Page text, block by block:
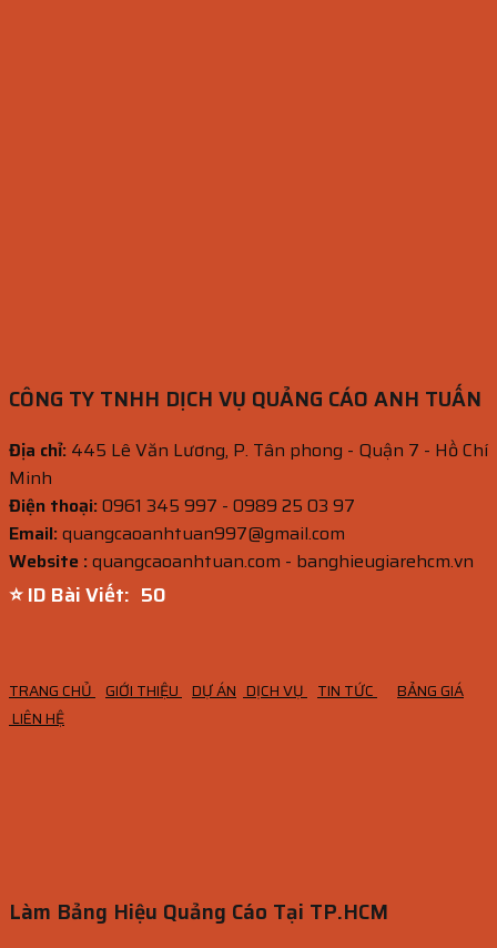
CÔNG TY TNHH DỊCH VỤ QUẢNG CÁO ANH TUẤN
Địa chỉ: 445 Lê Văn Lương, P. Tân phong - Quận 7 - Hồ Chí
Minh
Điện thoại:0961 345 997 - 0989 25 03 97
Email:quangcaoanhtuan997@gmail.com
Website :quangcaoanhtuan.com - banghieugiarehcm.vn
⭐ ID Bài Viết: 49
TRANG CHỦ GIỚI THIỆU DỰ ÁN DỊCH VỤ TIN TỨC
BẢNG GIÁ
LIÊN HỆ
Làm Bảng Hiệu Quảng Cáo Tại TP.HCM